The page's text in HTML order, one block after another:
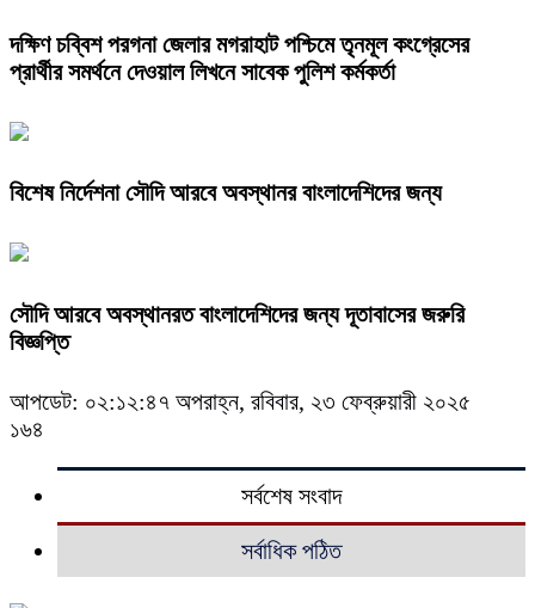
দক্ষিণ চব্বিশ পরগনা জেলার মগরাহাট পশ্চিমে তৃনমূল কংগ্রেসের
প্রার্থীর সমর্থনে দেওয়াল লিখনে সাবেক পুলিশ কর্মকর্তা
বিশেষ নির্দেশনা সৌদি আরবে অবস্থানর বাংলাদেশিদের জন্য
সৌদি আরবে অবস্থানরত বাংলাদেশিদের জন্য দূতাবাসের জরুরি
বিজ্ঞপ্তি
আপডেট: ০২:১২:৪৭ অপরাহ্ন, রবিবার, ২৩ ফেব্রুয়ারী ২০২৫
১৬৪
সর্বশেষ সংবাদ
সর্বাধিক পঠিত